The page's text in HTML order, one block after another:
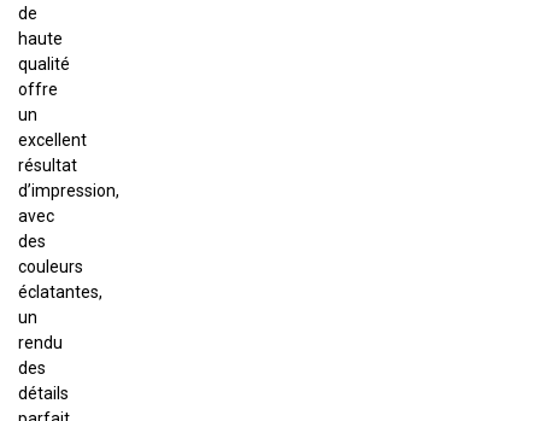
de
haute
qualité
offre
un
excellent
résultat
d’impression,
avec
des
couleurs
éclatantes,
un
rendu
des
détails